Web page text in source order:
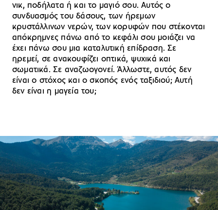
νικ, ποδήλατα ή και το μαγιό σου. Αυτός ο
συνδυασμός του δάσους, των ήρεμων
κρυστάλλινων νερών, των κορυφών που στέκονται
απόκρημνες πάνω από το κεφάλι σου μοιάζει να
έχει πάνω σου μια καταλυτική επίδραση. Σε
ηρεμεί, σε ανακουφίζει οπτικά, ψυχικά και
σωματικά. Σε αναζωογονεί. Άλλωστε, αυτός δεν
είναι ο στόχος και ο σκοπός ενός ταξιδιού; Αυτή
δεν είναι η μαγεία του;